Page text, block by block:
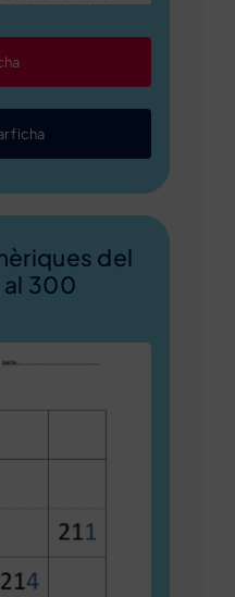
ficha
del
300